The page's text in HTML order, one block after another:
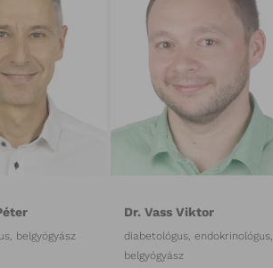
belgyógyász
Dr. Vass Viktor
diabetológus, endokrinológus,
belgyógyász